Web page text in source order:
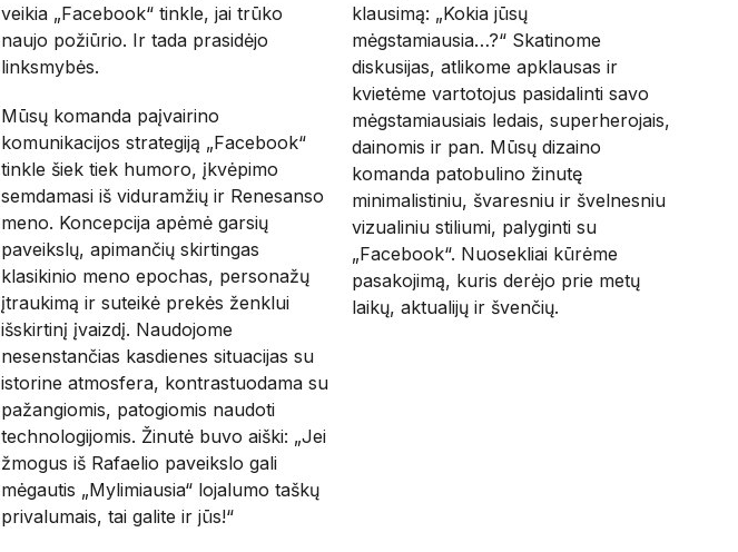
veikia „Facebook“ tinkle, jai trūko
naujo požiūrio. Ir tada prasidėjo
linksmybės.
Mūsų komanda paįvairino
komunikacijos strategiją „Facebook“
tinkle šiek tiek humoro, įkvėpimo
semdamasi iš viduramžių ir Renesanso
meno. Koncepcija apėmė garsių
paveikslų, apimančių skirtingas
klasikinio meno epochas, personažų
įtraukimą ir suteikė prekės ženklui
išskirtinį įvaizdį. Naudojome
nesenstančias kasdienes situacijas su
istorine atmosfera, kontrastuodama su
pažangiomis, patogiomis naudoti
technologijomis. Žinutė buvo aiški: „Jei
žmogus iš Rafaelio paveikslo gali
mėgautis „Mylimiausia“ lojalumo taškų
privalumais, tai galite ir jūs!“
klausimą: „Kokia jūsų
mėgstamiausia…?“ Skatinome
diskusijas, atlikome apklausas ir
kvietėme vartotojus pasidalinti savo
mėgstamiausiais ledais, superherojais,
dainomis ir pan. Mūsų dizaino
komanda patobulino žinutę
minimalistiniu, švaresniu ir švelnesniu
vizualiniu stiliumi, palyginti su
„Facebook“. Nuosekliai kūrėme
pasakojimą, kuris derėjo prie metų
laikų, aktualijų ir švenčių.